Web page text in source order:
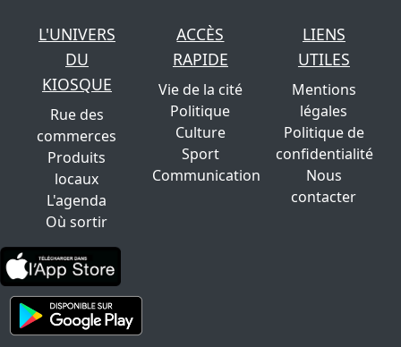
L'UNIVERS
DU
KIOSQUE
Rue des
commerces
Produits
locaux
L'agenda
Où sortir
ACCÈS
RAPIDE
Vie de la cité
Politique
Culture
Sport
Communication
LIENS
UTILES
Mentions
légales
Politique de
confidentialité
Nous
contacter